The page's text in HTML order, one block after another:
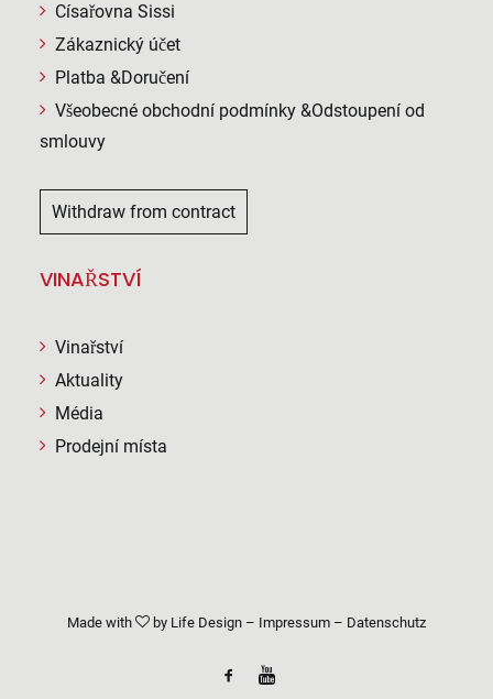
Císařovna Sissi
Zákaznický účet
Platba &Doručení
Všeobecné obchodní podmínky &Odstoupení od
smlouvy
Withdraw from contract
VINAŘSTVÍ
Vinařství
Aktuality
Média
Prodejní místa
Made with by Life Design – Impressum – Datenschutz